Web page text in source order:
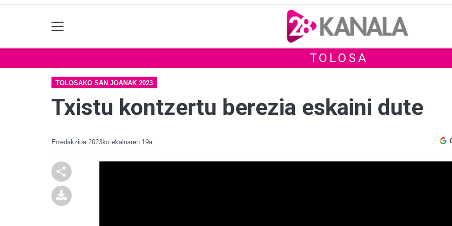
TOLOSA
TOLOSAKO SAN JOANAK 2023
Txistu kontzertu berezia eskaini dute
Erredakzioa 2023ko ekainaren 19a